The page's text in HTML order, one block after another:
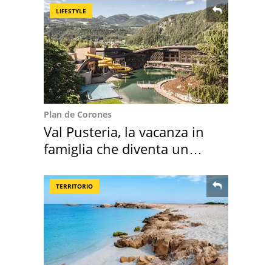
LIFESTYLE
Plan de Corones
Val Pusteria, la vacanza in
famiglia che diventa un
TERRITORIO